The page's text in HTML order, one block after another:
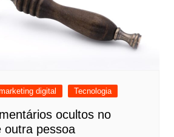
digital Tecnologia
ocultos no
outra pessoa